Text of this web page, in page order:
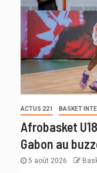
ACTUS 221 BASKET
Afrobasket
Gabon au
5 août 2026